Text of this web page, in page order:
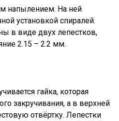
напылением. На ней
установкой спиралей.
в виде двух лепестков,
2.15 – 2.2 мм.
гайка, которая
закручивания, а в верхней
отвёртку. Лепестки